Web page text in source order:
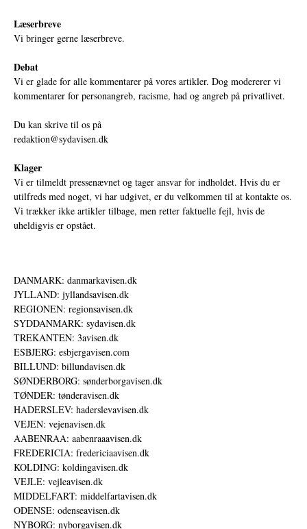
Læserbreve
Vi bringer gerne læserbreve.
Debat
Vi er glade for alle kommentarer på vores artikler. Dog modererer vi
kommentarer for personangreb, racisme, had og angreb på privatlivet.
Du kan skrive til os på
redaktion@sydavisen.dk
Klager
Vi er tilmeldt pressenævnet og tager ansvar for indholdet. Hvis du er
utilfreds med noget, vi har udgivet, er du velkommen til at kontakte os.
Vi trækker ikke artikler tilbage, men retter faktuelle fejl, hvis de
uheldigvis er opstået.
DANMARK: danmarkavisen.dk
JYLLAND: jyllandsavisen.dk
REGIONEN: regionsavisen.dk
SYDDANMARK: sydavisen.dk
TREKANTEN: 3avisen.dk
ESBJERG: esbjergavisen.com
BILLUND: billundavisen.dk
SØNDERBORG: sønderborgavisen.dk
TØNDER: tønderavisen.dk
HADERSLEV: haderslevavisen.dk
VEJEN: vejenavisen.dk
AABENRAA: aabenraaavisen.dk
FREDERICIA: fredericiaavisen.dk
KOLDING: koldingavisen.dk
VEJLE: vejleavisen.dk
MIDDELFART: middelfartavisen.dk
ODENSE: odenseavisen.dk
NYBORG: nyborgavisen.dk